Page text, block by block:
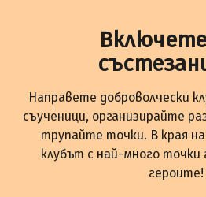
Направете доброволчески
съученици, организирайте
трупайте точки. В края
клубът с най-много точки
героите!